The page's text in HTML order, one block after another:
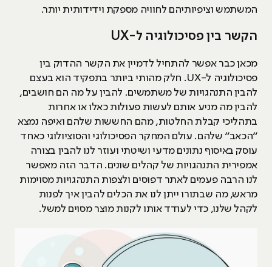
המשתמש וציפיותיהם לחוויה מספקת וידידותית יותר.
הקשר בין פסיכולוגיה ל-UX
מכאן כבר אפשר להתחיל לדמיין את הקשר ההדוק בין
פסיכולוגיה ל-UX. חלק מהותי ביותר בתפקיד הוא בעצם
להבין התנהגויות של משתמשים. להבין על מה הם חושבים,
להבין מה מניע אותם לעשות פעולות כאלו או אחרות
בתהליכי קבלת החלטות, מהם החששות שלהם ואיפה נמצא
״הכאב״ שלהם. עולם המחקר הפסיכולוגי והסוציולוגי כאחד
עוסק באיסוף נתונים מדעי ושיטתי ועוזר לנו להבין בצורה
אמפירית התנהגויות של קהלים שונים. הדבר הזה מאפשר
לנו הרבה פעמים לאתר דפוסים ולצפות התנהגויות מסוימות
מראש, מה שבתורו ייתן לנו את הכלים להבין איך לפנות
לקהל שלנו, כדי לעודד אותו לקנות מוצר מסוים למשל.